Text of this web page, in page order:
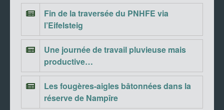
Fin de la traversée du PNHFE via
l’Eifelsteig
Une journée de travail pluvieuse mais
productive…
Les fougères-aigles bâtonnées dans la
réserve de Nampîre